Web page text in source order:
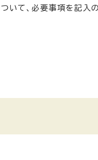
て、必要事項を記入